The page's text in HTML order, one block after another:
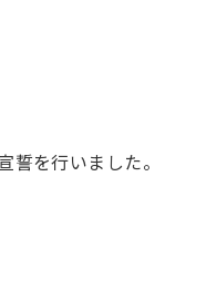
を行いました。